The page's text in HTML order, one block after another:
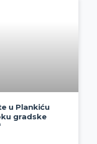
u Plankiću
gradske